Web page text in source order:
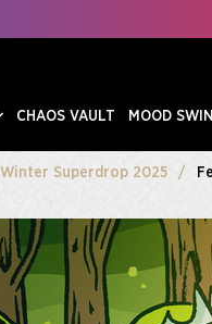
CHAOS VAULT MOOD
Winter Superdrop 2025